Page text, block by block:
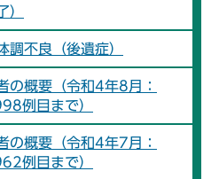
）
調不良（後遺症）
の概要（令和4年8月：
例目まで）
の概要（令和4年7月：
例目まで）